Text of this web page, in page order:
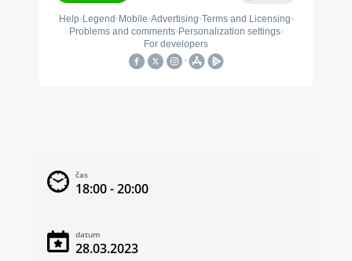
čas
18:00 - 20:00
datum
28.03.2023